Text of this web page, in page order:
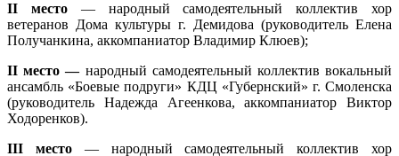
II место— народный самодеятельный коллектив хор
ветеранов Дома культуры г. Демидова (руководитель Елена
Получанкина, аккомпаниатор Владимир Клюев);
II место — народный самодеятельный коллектив вокальный
ансамбль «Боевые подруги» КДЦ «Губернский» г. Смоленска
(руководитель Надежда Агеенкова, аккомпаниатор Виктор
Ходоренков).
III место— народный самодеятельный коллектив хор